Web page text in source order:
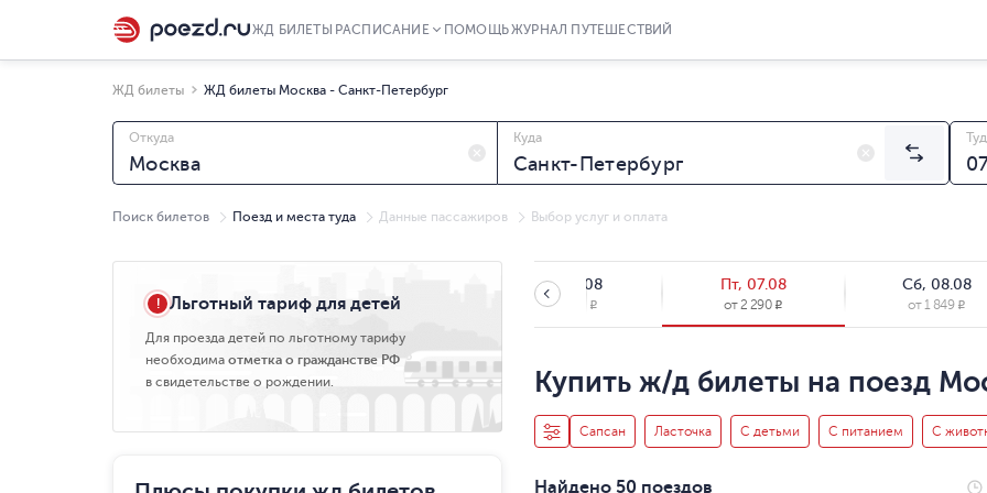
ЖД БИЛЕТЫ РАСПИСАНИЕ ПОМОЩЬЖУРНАЛ ПУТЕШЕСТВИЙ
ЖД билеты ЖД билеты Москва - Санкт-Петербург
Откуда Куда
Поиск билетов Поезд и места туда Данные пассажиров Выбор услуг и оплата
Чт, 06.08
от1 245 R
Пт, 07.08
от 2 290 R
Сб, 08.08
от1 849 R
Купить ж/д билеты на поезд
Сапсан Ласточка С детьми С питанием С
Найдено 50 поездов
Льготный тариф для детей
Для проезда детей по льготному тарифу
необходима отметка о гражданстве РФ
в свидетельстве о рождении.